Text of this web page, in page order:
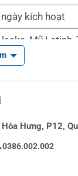
kích hoạt
Mỹ Latinh,
dữ liệu quay số
Hưng, P12,
0386.002.002